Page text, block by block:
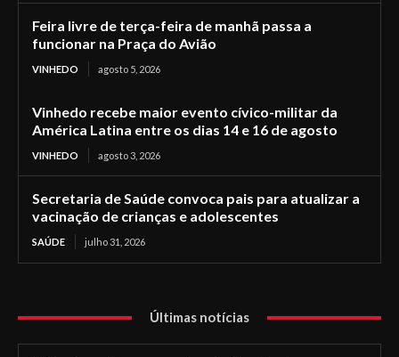
Feira livre de terça-feira de manhã passa a
funcionar na Praça do Avião
VINHEDO agosto 5, 2026
Vinhedo recebe maior evento cívico-militar da
América Latina entre os dias 14 e 16 de agosto
VINHEDO agosto 3, 2026
Secretaria de Saúde convoca pais para atualizar a
vacinação de crianças e adolescentes
SAÚDE julho 31, 2026
Últimas notícias